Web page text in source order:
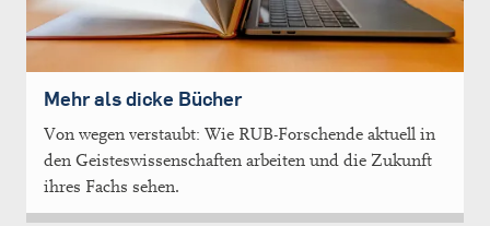
Mehr als dicke Bücher
Von wegen verstaubt: Wie RUB-Forschende aktuell in
den Geisteswissenschaften arbeiten und die Zukunft
ihres Fachs sehen.